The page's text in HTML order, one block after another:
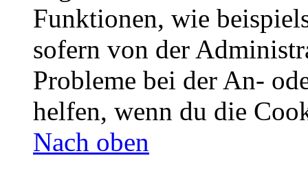
Funktionen, wie
sofern von der
Probleme bei der An-
helfen, wenn du die
Nach oben